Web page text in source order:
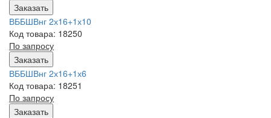
Заказать
ВББШВнг 2х16+1х10
Код товара: 18250
По запросу
Заказать
ВББШВнг 2х16+1х6
Код товара: 18251
По запросу
Заказать